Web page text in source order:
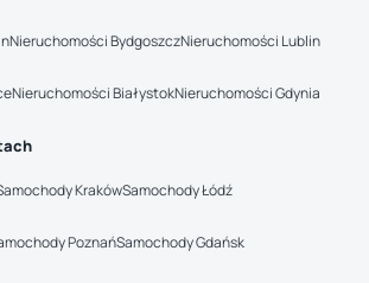
Nieruchomości BydgoszczNieruchomości Lublin
Nieruchomości BiałystokNieruchomości Gdynia
KrakówSamochody Łódź
PoznańSamochody Gdańsk